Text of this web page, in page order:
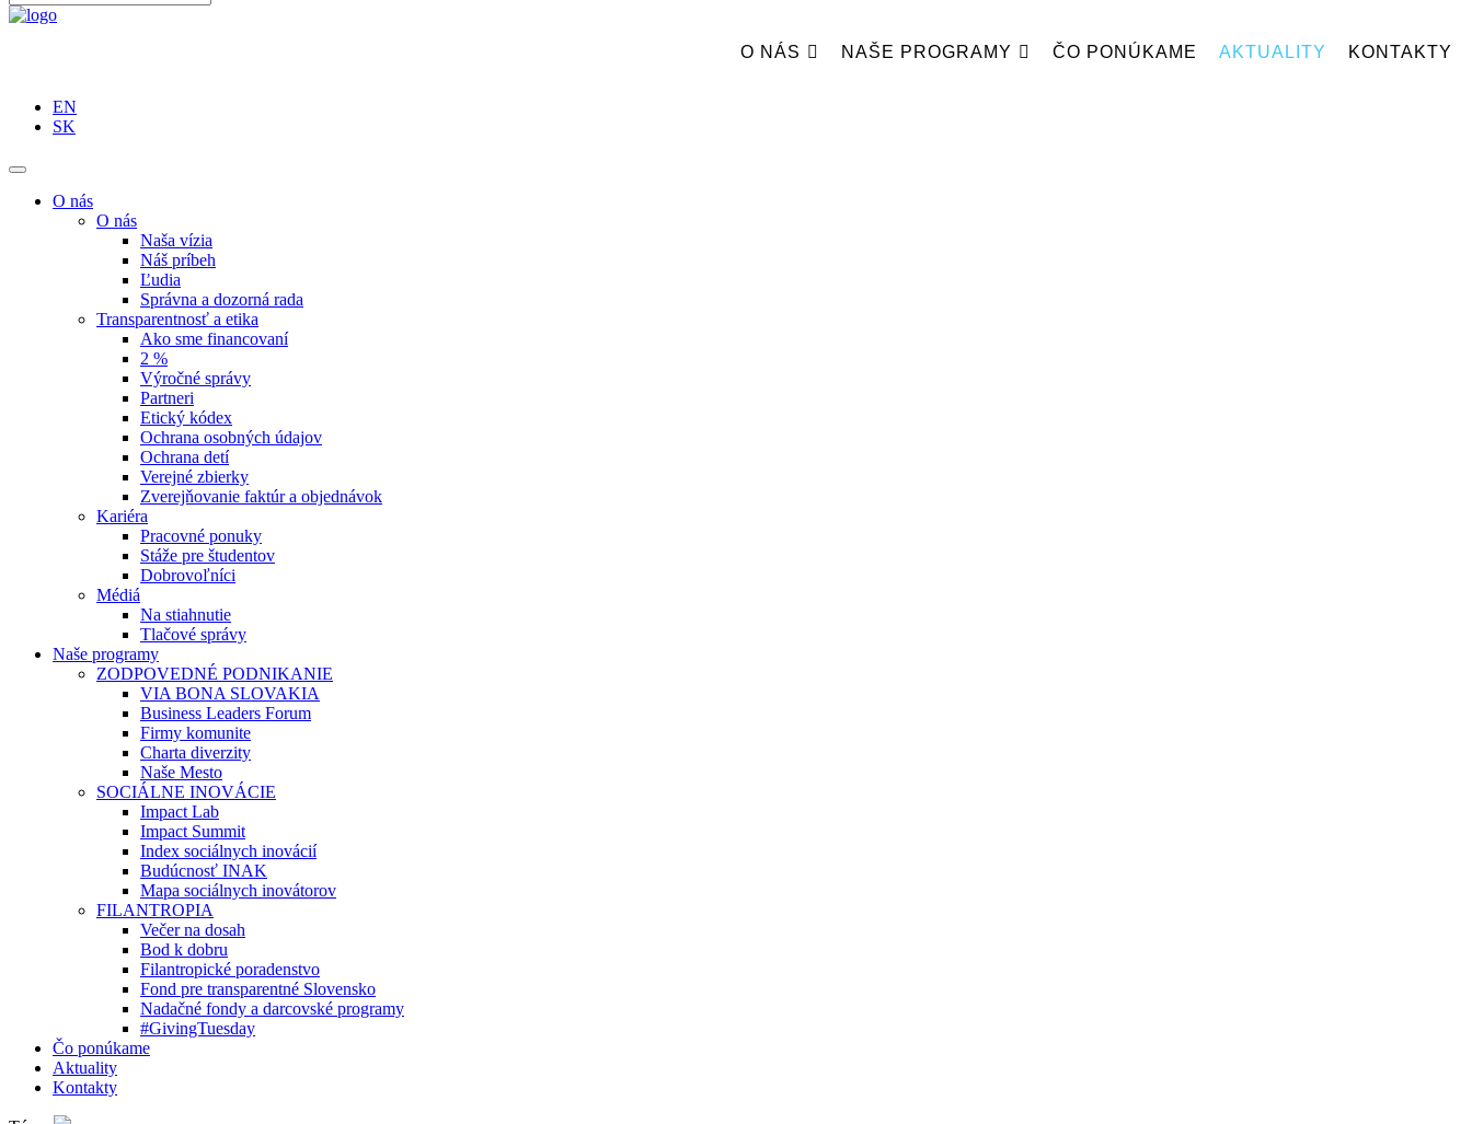
O NÁS NAŠE PROGRAMY ČO PONÚKAME AKTUALITY KONTAKTY
EN
SK
O nás
O nás
Naša vízia
Náš príbeh
Ľudia
Správna a dozorná rada
Transparentnosť a etika
Ako sme financovaní
2 %
Výročné správy
Partneri
Etický kódex
Ochrana osobných údajov
Ochrana detí
Verejné zbierky
Zverejňovanie faktúr a objednávok
Kariéra
Pracovné ponuky
Stáže pre študentov
Dobrovoľníci
Médiá
Na stiahnutie
Tlačové správy
Naše programy
ZODPOVEDNÉ PODNIKANIE
VIA BONA SLOVAKIA
Business Leaders Forum
Firmy komunite
Charta diverzity
Naše Mesto
SOCIÁLNE INOVÁCIE
Impact Lab
Impact Summit
Index sociálnych inovácií
Budúcnosť INAK
Mapa sociálnych inovátorov
FILANTROPIA
Večer na dosah
Bod k dobru
Filantropické poradenstvo
Fond pre transparentné Slovensko
Nadačné fondy a darcovské programy
#GivingTuesday
Čo ponúkame
Aktuality
Kontakty